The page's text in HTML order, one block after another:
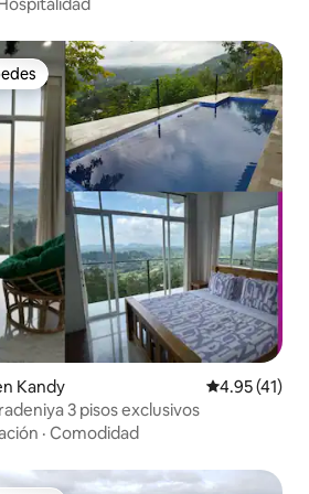
Hospitalidad
Kandy Calificación
4.95 (41)
3 pisos exclusivos
· Comodidad